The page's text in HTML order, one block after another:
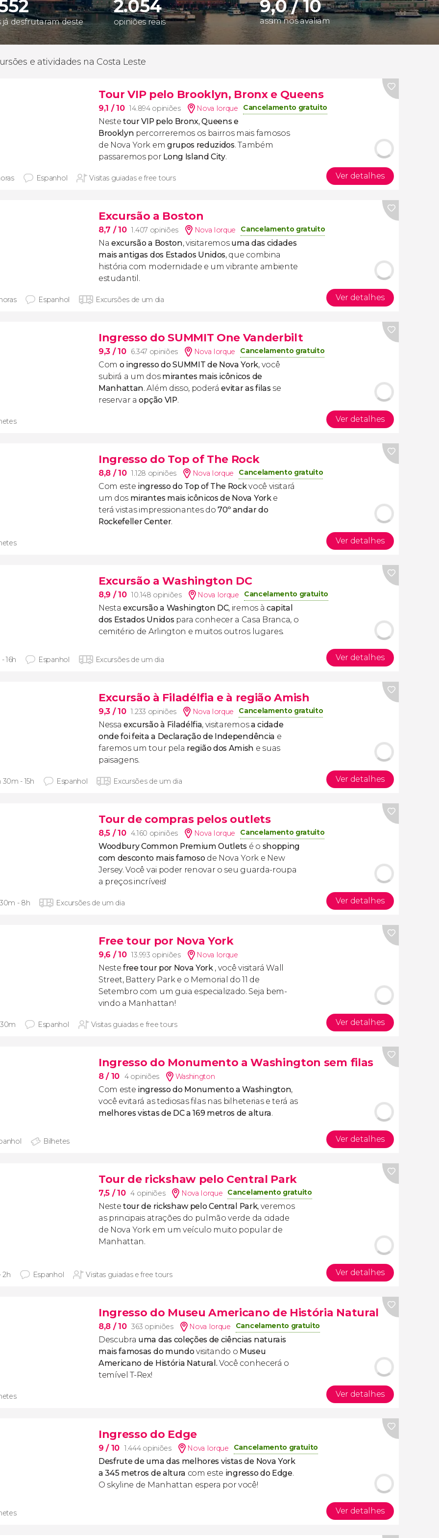
já desfrutaram deste
2.054
opiniões reais
9,0 / 10
assim nos avaliam
e atividades na Costa Leste
Tour VIP pelo Brooklyn, Bronx e Queens
9,1 / 10 14.894 opiniões Nova Iorque Cancelamento gratuito
Nestetour VIP pelo Bronx, Queens e
Brooklyn percorreremos os bairros mais famosos
de Nova York em grupos reduzidos. Também
passaremos por Long Island City.
Espanhol Visitas guiadas e free tours Ver detalhes
Excursão a Boston
8,7 / 10 1.407 opiniões Nova Iorque Cancelamento gratuito
Naexcursão a Boston, visitaremos uma das cidades
mais antigas dos Estados Unidos, que combina
história com modernidade e um vibrante ambiente
estudantil.
Espanhol Excursões de um dia Ver detalhes
Ingresso do SUMMIT One Vanderbilt
9,3 / 10 6.347 opiniões Nova Iorque Cancelamento gratuito
Com o ingresso do SUMMIT de Nova York, você
subirá a um dos mirantes mais icônicos de
Manhattan. Além disso, poderáevitar as filasse
reservar a opção VIP.
Ver detalhes
Ingresso do Top of The Rock
8,8 / 10 1.128 opiniões Nova Iorque Cancelamento gratuito
Com este ingresso do Top of The Rockvocê visitará
um dos mirantes mais icônicos de Nova York e
terá vistas impressionantes do 70º andar do
Rockefeller Center.
Ver detalhes
Excursão a Washington DC
8,9 / 10 10.148 opiniões Nova Iorque Cancelamento gratuito
Nestaexcursão a Washington DC, iremos à capital
dos Estados Unidospara conhecer a Casa Branca, o
cemitério de Arlington e muitos outros lugares.
- 16h Espanhol Excursões de um dia Ver detalhes
Excursão à Filadélfia e à região Amish
9,3 / 10 1.233 opiniões Nova Iorque Cancelamento gratuito
Nessaexcursão à Filadélfia, visitaremosacidade
onde foi feita a Declaração de Independência e
faremos um tour pela região dos Amish e suas
paisagens.
30m - 15h Espanhol Excursões de um dia Ver detalhes
Tour de compras pelos outlets
8,5 / 10 4.160 opiniões Nova Iorque Cancelamento gratuito
Woodbury Common Premium Outlets é o shopping
com desconto mais famosode Nova York e New
Jersey. Você vai poder renovar o seu guarda-roupa
a preços incríveis!
- 8h Excursões de um dia Ver detalhes
Free tour por Nova York
9,6 / 10 13.993 opiniões Nova Iorque
Nestefree tour por Nova York , você visitará Wall
Street, Battery Park e o Memorial do 11 de
Setembro com um guia especializado. Seja bem-
vindo a Manhattan!
Espanhol Visitas guiadas e free tours Ver detalhes
Ingresso do Monumento a Washington sem filas
8/ 10 4 opiniões Washington
Com este ingresso do Monumento a Washington,
você evitará as tediosas filas nas bilheterias e terá as
melhores vistas de DC a 169 metros de altura.
Bilhetes Ver detalhes
Tour de rickshaw pelo Central Park
7,5 / 10 4 opiniões Nova Iorque Cancelamento gratuito
Nestetour de rickshaw pelo Central Park, veremos
as principais atrações do pulmão verde da cidade
de Nova York em um veículo muito popular de
Manhattan.
2h Espanhol Visitas guiadas e free tours Ver detalhes
Ingresso do Museu Americano de História Natural
8,8 / 10 363 opiniões Nova Iorque Cancelamento gratuito
Descubra uma das coleções de ciências naturais
mais famosas do mundovisitando o Museu
Americano de História Natural. Você conhecerá o
temível T-Rex!
Ver detalhes
Ingresso do Edge
9/ 10 1.444 opiniões Nova Iorque Cancelamento gratuito
Desfrute de uma das melhores vistas de Nova York
a 345 metros de altura com este ingresso do Edge.
O skyline de Manhattan espera por você!
Ver detalhes